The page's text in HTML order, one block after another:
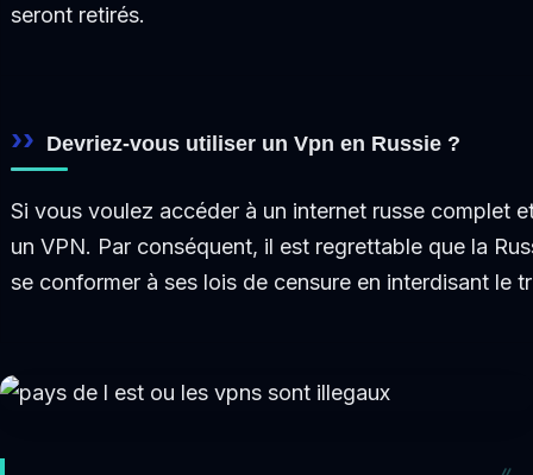
seront retirés.
Devriez-vous utiliser un Vpn en Russie ?
Si vous voulez accéder à un internet russe complet
un VPN. Par conséquent, il est regrettable que la
se conformer à ses lois de censure en interdisant le